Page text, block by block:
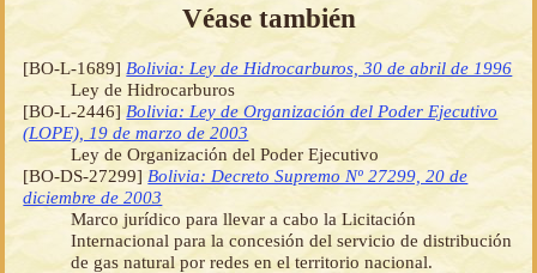
Véase también
[BO-L-1689] Bolivia: Ley de Hidrocarburos, 30 de abril de 1996
Ley de Hidrocarburos
[BO-L-2446] Bolivia: Ley de Organización del Poder Ejecutivo
(LOPE), 19 de marzo de 2003
Ley de Organización del Poder Ejecutivo
[BO-DS-27299] Bolivia: Decreto Supremo Nº 27299, 20 de
diciembre de 2003
Marco jurídico para llevar a cabo la Licitación
Internacional para la concesión del servicio de distribución
de gas natural por redes en el territorio nacional.